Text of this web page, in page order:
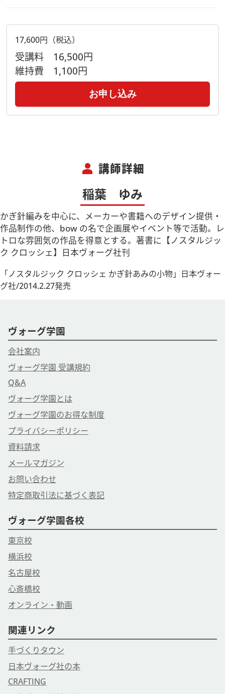
17,600円（税込）
受講料 16,500円
維持費 1,100円
お申し込み
person 講師詳細
稲葉 ゆみ
かぎ針編みを中心に、メーカーや書籍へのデザイン提供・
作品制作の他、bow の名で企画展やイベント等で活動。レ
トロな雰囲気の作品を得意とする。著書に【ノスタルジッ
ク クロッシェ】日本ヴォーグ社刊
「ノスタルジック クロッシェ かぎ針あみの小物」日本ヴォー
グ社/2014.2.27発売
ヴォーグ学園
会社案内
ヴォーグ学園 受講規約
Q&A
ヴォーグ学園とは
ヴォーグ学園のお得な制度
プライバシーポリシー
資料請求
メールマガジン
お問い合わせ
特定商取引法に基づく表記
ヴォーグ学園各校
東京校
横浜校
名古屋校
心斎橋校
オンライン・動画
関連リンク
手づくりタウン
日本ヴォーグ社の本
CRAFTING